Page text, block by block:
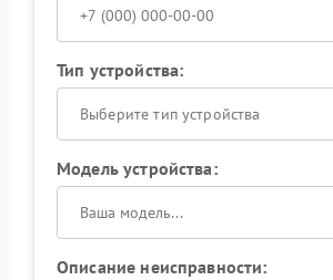
Тип устройства:
Выберите тип устройства
Модель устройства:
Описание неисправности: